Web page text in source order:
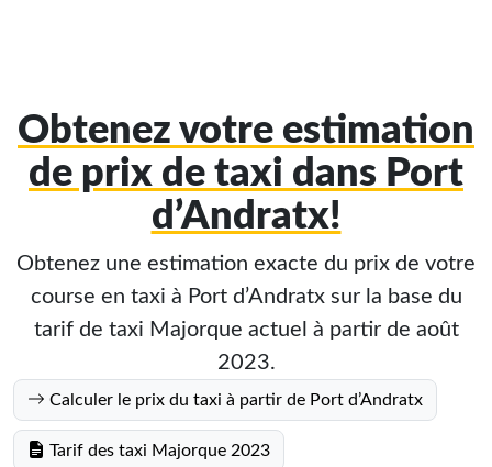
Obtenez votre estimation
de prix de taxi dans Port
d’Andratx!
Obtenez une estimation exacte du prix de votre
course en taxi à Port d’Andratx sur la base du
tarif de taxi Majorque actuel à partir de août
2023.
Calculer le prix du taxi à partir de Port d’Andratx
Tarif des taxi Majorque 2023